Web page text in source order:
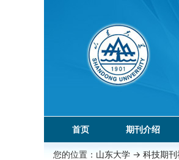
首页 期刊介绍
您的位置： 山东大学 -> 科技期刊